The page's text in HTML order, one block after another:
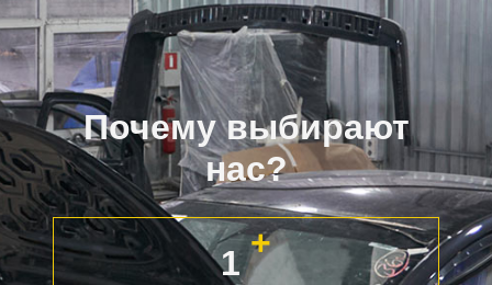
Почему выбирают
нас?
1
+